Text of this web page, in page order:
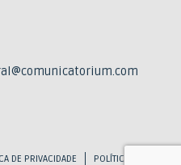
DE PRIVACIDADE POLÍTICA DE COOKIES